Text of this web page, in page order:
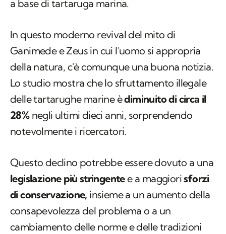
a base di tartaruga marina.
In questo moderno revival del mito di
Ganimede e Zeus in cui l'uomo si appropria
della natura, c'è comunque una buona notizia.
Lo studio mostra che lo sfruttamento illegale
delle tartarughe marine èdiminuito di circa il
28%negli ultimi dieci anni, sorprendendo
notevolmente i ricercatori.
Questo declino potrebbe essere dovuto a una
legislazione più stringentee a maggiorisforzi
di conservazione, insieme a un aumento della
consapevolezza del problema o a un
cambiamento delle norme e delle tradizioni